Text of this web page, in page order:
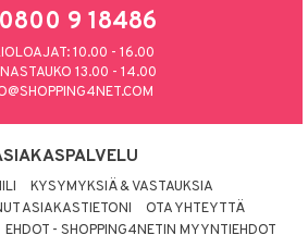
9 18486
10.00 - 16.00
13.00 - 14.00
KYSYMYKSIÄ & VASTAUKSIA
ASIAKASTIETONI
OTA YHTEYTTÄ
EHDOT - SHOPPING4NETIN MYYNTIEHDOT